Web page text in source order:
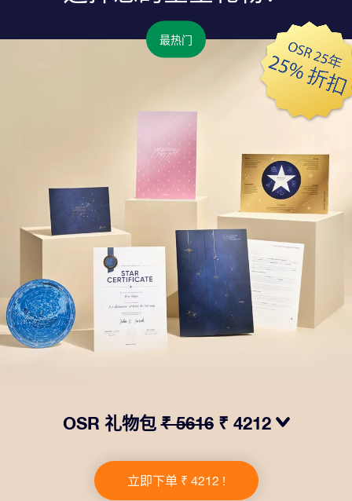
最热门
OSR 礼物包₹ 5616 ₹ 4212
一个精美的信封、寄往您的收货地址的个性化文档、电子
文件以及免费应用程序。这是一种向亲友赠送永恒礼物的
立即下单 ₹ 4212 !